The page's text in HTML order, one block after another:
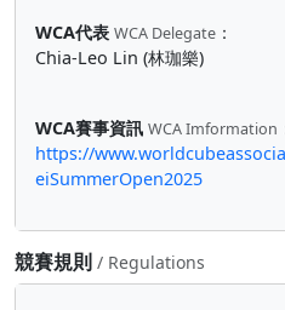
WCA代表 WCA Delegate ：
Chia-Leo Lin (林珈樂)
WCA賽事資訊 WCA Imformation
https://
eiSummerOpen2025
競賽規則 / Regulations